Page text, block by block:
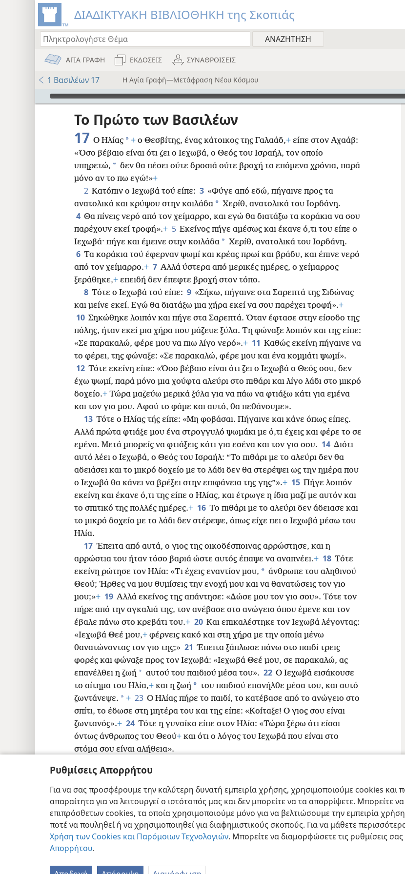
Ρυθμίσεις Απορρήτου
Για να σας προσφέρουμε την καλύτερη δυνατή εμπειρία χρήσης, χρησιμοποιούμε cookies και
απαραίτητα για να λειτουργεί ο ιστότοπός μας και δεν μπορείτε να τα απορρίψετε. Μπορείτε
επιπρόσθετων cookies, τα οποία χρησιμοποιούμε μόνο για να βελτιώσουμε την εμπειρία
ποτέ να πουληθεί ή να χρησιμοποιηθεί για διαφημιστικούς σκοπούς. Για να μάθετε
Χρήση των Cookies και Παρόμοιων Τεχνολογιών. Μπορείτε να διαμορφώσετε τις ρυθμίσεις
Απορρήτου.
ΔΙΑΔΙΚΤΥΑΚΗ ΒΙΒΛΙΟΘΗΚΗ της Σκοπιάς
ΑΓΙΑ ΓΡΑΦΗ ΕΚΔΟΣΕΙΣ ΣΥΝΑΘΡΟΙΣΕΙΣ
1 Βασιλέων 17 Η Αγία Γραφή—Μετάφραση Νέου Κόσμου
Audio Player
Το Πρώτο των Βασιλέων
17 Ο Ηλίας * + ο Θεσβίτης, ένας κάτοικος της Γαλαάδ,+ είπε στον Αχαάβ:
«Όσο βέβαιο είναι ότι ζει ο Ιεχωβά, ο Θεός του Ισραήλ, τον οποίο
υπηρετώ, * δεν θα πέσει ούτε δροσιά ούτε βροχή τα επόμενα χρόνια, παρά
μόνο αν το πω εγώ!»+
2 Κατόπιν ο Ιεχωβά τού είπε: 3 «Φύγε από εδώ, πήγαινε προς τα
ανατολικά και κρύψου στην κοιλάδα * Χερίθ, ανατολικά του Ιορδάνη.
4 Θα πίνεις νερό από τον χείμαρρο, και εγώ θα διατάξω τα κοράκια να σου
παρέχουν εκεί τροφή».+ 5 Εκείνος πήγε αμέσως και έκανε ό,τι του είπε ο
Ιεχωβά· πήγε και έμεινε στην κοιλάδα * Χερίθ, ανατολικά του Ιορδάνη.
6 Τα κοράκια τού έφερναν ψωμί και κρέας πρωί και βράδυ, και έπινε νερό
από τον χείμαρρο.+ 7 Αλλά ύστερα από μερικές ημέρες, ο χείμαρρος
ξεράθηκε,+ επειδή δεν έπεφτε βροχή στον τόπο.
8 Τότε ο Ιεχωβά τού είπε: 9 «Σήκω, πήγαινε στα Σαρεπτά της Σιδώνας
και μείνε εκεί. Εγώ θα διατάξω μια χήρα εκεί να σου παρέχει τροφή».+
10 Σηκώθηκε λοιπόν και πήγε στα Σαρεπτά. Όταν έφτασε στην είσοδο της
πόλης, ήταν εκεί μια χήρα που μάζευε ξύλα. Τη φώναξε λοιπόν και της είπε:
«Σε παρακαλώ, φέρε μου να πιω λίγο νερό».+ 11 Καθώς εκείνη πήγαινε να
το φέρει, της φώναξε: «Σε παρακαλώ, φέρε μου και ένα κομμάτι ψωμί».
12 Τότε εκείνη είπε: «Όσο βέβαιο είναι ότι ζει ο Ιεχωβά ο Θεός σου, δεν
έχω ψωμί, παρά μόνο μια χούφτα αλεύρι στο πιθάρι και λίγο λάδι στο μικρό
δοχείο.+ Τώρα μαζεύω μερικά ξύλα για να πάω να φτιάξω κάτι για εμένα
και τον γιο μου. Αφού το φάμε και αυτό, θα πεθάνουμε».
13 Τότε ο Ηλίας τής είπε: «Μη φοβάσαι. Πήγαινε και κάνε όπως είπες.
Αλλά πρώτα φτιάξε μου ένα στρογγυλό ψωμάκι με ό,τι έχεις και φέρε το σε
εμένα. Μετά μπορείς να φτιάξεις κάτι για εσένα και τον γιο σου. 14 Διότι
αυτό λέει ο Ιεχωβά, ο Θεός του Ισραήλ: “Το πιθάρι με το αλεύρι δεν θα
αδειάσει και το μικρό δοχείο με το λάδι δεν θα στερέψει ως την ημέρα που
ο Ιεχωβά θα κάνει να βρέξει στην επιφάνεια της γης”».+ 15 Πήγε λοιπόν
εκείνη και έκανε ό,τι της είπε ο Ηλίας, και έτρωγε η ίδια μαζί με αυτόν και
το σπιτικό της πολλές ημέρες.+ 16 Το πιθάρι με το αλεύρι δεν άδειασε και
το μικρό δοχείο με το λάδι δεν στέρεψε, όπως είχε πει ο Ιεχωβά μέσω του
Ηλία.
17 Έπειτα από αυτά, ο γιος της οικοδέσποινας αρρώστησε, και η
αρρώστια του ήταν τόσο βαριά ώστε αυτός έπαψε να αναπνέει.+ 18 Τότε
εκείνη ρώτησε τον Ηλία: «Τι έχεις εναντίον μου, * άνθρωπε του αληθινού
Θεού; Ήρθες να μου θυμίσεις την ενοχή μου και να θανατώσεις τον γιο
μου;»+ 19 Αλλά εκείνος της απάντησε: «Δώσε μου τον γιο σου». Τότε τον
πήρε από την αγκαλιά της, τον ανέβασε στο ανώγειο όπου έμενε και τον
έβαλε πάνω στο κρεβάτι του.+ 20 Και επικαλέστηκε τον Ιεχωβά λέγοντας:
«Ιεχωβά Θεέ μου,+ φέρνεις κακό και στη χήρα με την οποία μένω
θανατώνοντας τον γιο της;» 21 Έπειτα ξάπλωσε πάνω στο παιδί τρεις
φορές και φώναξε προς τον Ιεχωβά: «Ιεχωβά Θεέ μου, σε παρακαλώ, ας
επανέλθει η ζωή * αυτού του παιδιού μέσα του». 22 Ο Ιεχωβά εισάκουσε
το αίτημα του Ηλία,+ και η ζωή * του παιδιού επανήλθε μέσα του, και αυτό
ζωντάνεψε. * + 23 Ο Ηλίας πήρε το παιδί, το κατέβασε από το ανώγειο στο
σπίτι, το έδωσε στη μητέρα του και της είπε: «Κοίταξε! Ο γιος σου είναι
ζωντανός».+ 24 Τότε η γυναίκα είπε στον Ηλία: «Τώρα ξέρω ότι είσαι
όντως άνθρωπος του Θεού+ και ότι ο λόγος του Ιεχωβά που είναι στο
στόμα σου είναι αλήθεια».
Copyright© 2026 Watch Tower Bible and Tract Society of Pennsylvania Όροι Χρήσης Πολιτική